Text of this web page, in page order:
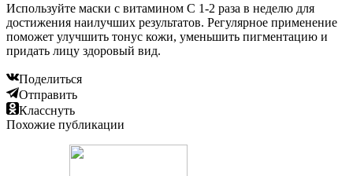
Используйте маски с витамином С 1-2 раза в неделю для
достижения наилучших результатов. Регулярное применение
поможет улучшить тонус кожи, уменьшить пигментацию и
придать лицу здоровый вид.
Поделиться
Отправить
Класснуть
Похожие публикации